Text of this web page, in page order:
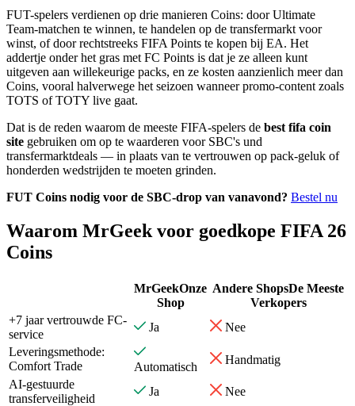
FUT-spelers verdienen op drie manieren Coins: door Ultimate
Team-matchen te winnen, te handelen op de transfermarkt voor
winst, of door rechtstreeks FIFA Points te kopen bij EA. Het
addertje onder het gras met FC Points is dat je ze alleen kunt
uitgeven aan willekeurige packs, en ze kosten aanzienlich meer dan
Coins, vooral halverwege het seizoen wanneer promo-content zoals
TOTS of TOTY live gaat.
Dat is de reden waarom de meeste FIFA-spelers de best fifa coin
site gebruiken om op te waarderen voor SBC's und
transfermarktdeals — in plaats van te vertrouwen op pack-geluk of
honderden wedstrijden te moeten grinden.
FUT Coins nodig voor de SBC-drop van vanavond? Bestel nu
Waarom MrGeek voor goedkope FIFA 26
Coins
MrGeekOnze
Shop
Andere ShopsDe Meeste
Verkopers
+7 jaar vertrouwde FC-
service
Ja
Nee
Leveringsmethode:
Comfort Trade
Automatisch
Handmatig
AI-gestuurde
transferveiligheid
Ja
Nee